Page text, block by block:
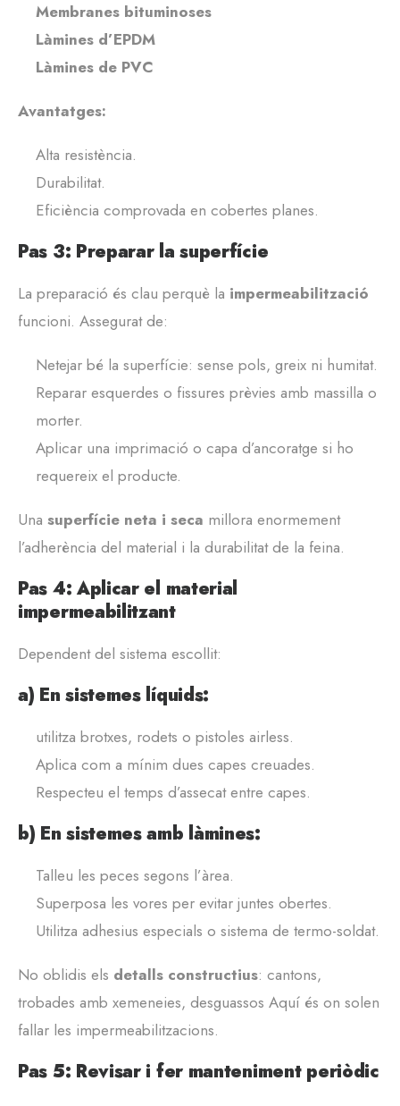
Membranes bituminoses
Làmines d’EPDM
Làmines de PVC
Avantatges:
Alta resistència.
Durabilitat.
Eficiència comprovada en cobertes planes.
Pas 3: Preparar la superfície
La preparació és clau perquè la impermeabilització
funcioni. Assegurat de:
Netejar bé la superfície: sense pols, greix ni humitat.
Reparar esquerdes o fissures prèvies amb massilla o
morter.
Aplicar una imprimació o capa d’ancoratge si ho
requereix el producte.
Una superfície neta i seca millora enormement
l’adherència del material i la durabilitat de la feina.
Pas 4: Aplicar el material
impermeabilitzant
Dependent del sistema escollit:
a) En sistemes líquids:
utilitza brotxes, rodets o pistoles airless.
Aplica com a mínim dues capes creuades.
Respecteu el temps d’assecat entre capes.
b) En sistemes amb làmines:
Talleu les peces segons l’àrea.
Superposa les vores per evitar juntes obertes.
Utilitza adhesius especials o sistema de termo-soldat.
No oblidis els detalls constructius: cantons,
trobades amb xemeneies, desguassos Aquí és on solen
fallar les impermeabilitzacions.
Pas 5: Revisar i fer manteniment periòdic